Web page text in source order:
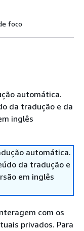
foco
automática.
da tradução e da
inglês
automática.
da tradução e
em inglês
com os
privados. Para